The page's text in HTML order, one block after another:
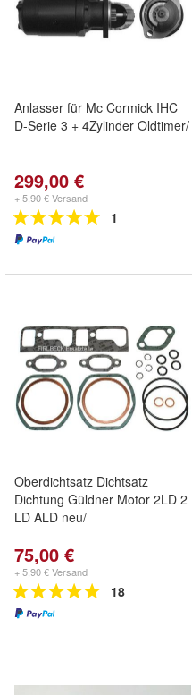
Anlasser für Mc Cormick IHC
D-Serie 3 + 4Zylinder Oldtimer/
299,00 €
+ 5,90 € Versand
1
Oberdichtsatz Dichtsatz
Dichtung Güldner Motor 2LD 2
LD ALD neu/
75,00 €
+ 5,90 € Versand
18